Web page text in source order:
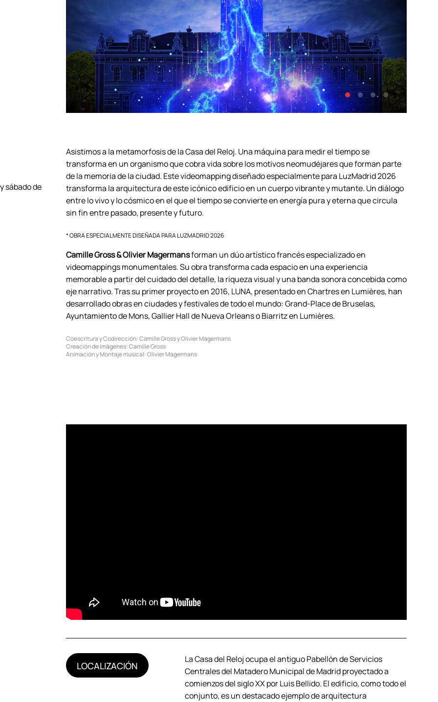
sábado de
Asistimos a la metamorfosis de la Casa del Reloj. Una máquina para medir el tiempo se
transforma en un organismo que cobra vida sobre los motivos neomudéjares que forman parte
de la memoria de la ciudad. Este videomapping diseñado especialmente para LuzMadrid 2026
transforma la arquitectura de este icónico edificio en un cuerpo vibrante y mutante. Un diálogo
entre lo vivo y lo cósmico en el que el tiempo se convierte en energía pura y eterna que circula
sin fin entre pasado, presente y futuro.
* OBRA ESPECIALMENTE DISEÑADA PARA LUZMADRID 2026
Camille Gross & Olivier Magermansforman un dúo artístico francés especializado en
videomappings monumentales. Su obra transforma cada espacio en una experiencia
memorable a partir del cuidado del detalle, la riqueza visual y una banda sonora concebida como
eje narrativo. Tras su primer proyecto en 2016, LUNA, presentado en Chartres en Lumières, han
desarrollado obras en ciudades y festivales de todo el mundo: Grand-Place de Bruselas,
Ayuntamiento de Mons, Gallier Hall de Nueva Orleans o Biarritz en Lumières.
Coescritura y Codirección: Camille Gross y Olivier Magermans
Creación de imágenes: Camille Gross
Animación y Montaje musical: Olivier Magermans
LOCALIZACIÓN
La Casa del Reloj ocupa el antiguo Pabellón de Servicios
Centrales del Matadero Municipal de Madrid proyectado a
comienzos del siglo XX por Luis Bellido. El edificio, como todo el
conjunto, es un destacado ejemplo de arquitectura